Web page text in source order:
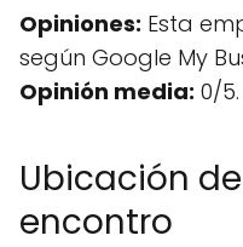
Opiniones: Esta
según Google My
Opinión media: 0/5.
Ubicación
encontro